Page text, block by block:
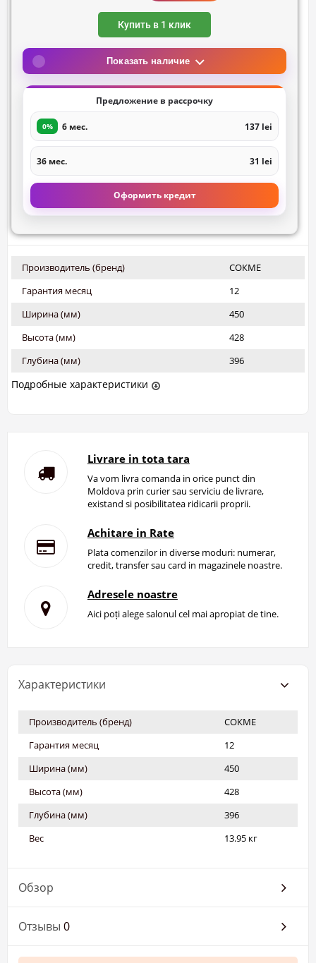
Купить в 1 клик
Показать наличие
Предложение в рассрочку
0% 6 мес. 137 lei
36 мес. 31 lei
Оформить кредит
Производитель (бренд)
СОКМЕ
Гарантия месяц
12
Ширина (мм)
450
Высота (мм)
428
Глубина (мм)
396
Подробные характеристики
Livrare in tota tara
Va vom livra comanda in orice punct din
Moldova prin curier sau serviciu de livrare,
existand si posibilitatea ridicarii proprii.
Achitare in Rate
Plata comenzilor in diverse moduri: numerar,
credit, transfer sau card in magazinele noastre.
Adresele noastre
Aici poți alege salonul cel mai apropiat de tine.
Характеристики
Производитель (бренд)
СОКМЕ
Гарантия месяц
12
Ширина (мм)
450
Высота (мм)
428
Глубина (мм)
396
Вес
13.95 кг
Обзор
Отзывы 0